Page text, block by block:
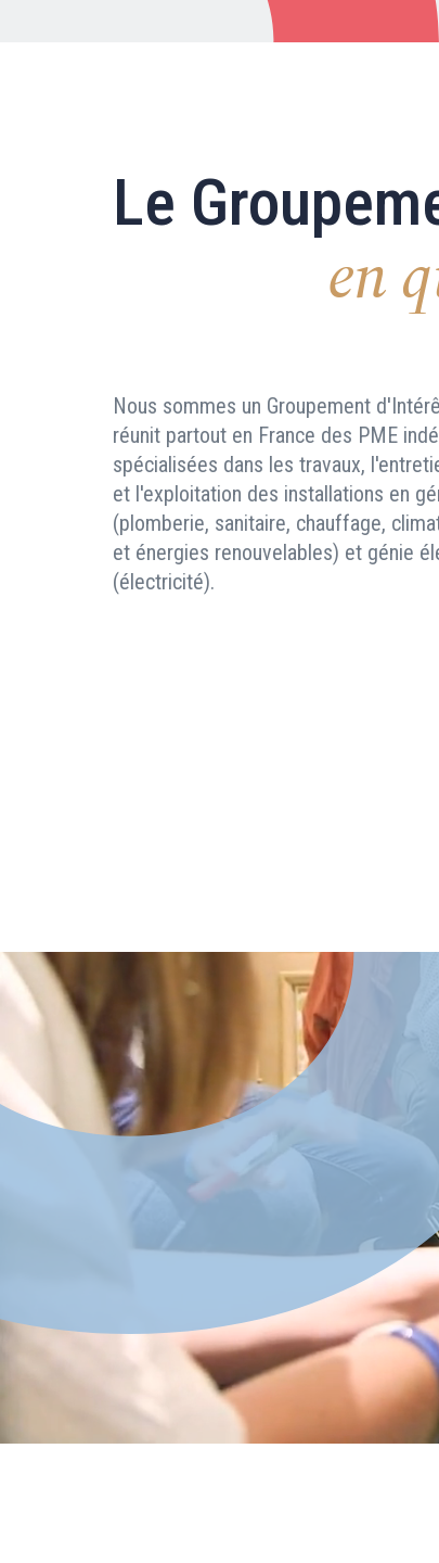
Le
en
Nous sommes un Groupement
réunit partout en France des PME
spécialisées dans les travaux,
et l'exploitation des installations en
(plomberie, sanitaire, chauffage,
et énergies renouvelables) et génie
(électricité).